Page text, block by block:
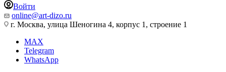
Войти
online@art-dizo.ru
г. Москва, улица Шеногина 4, корпус 1, строение 1
MAX
Telegram
WhatsApp